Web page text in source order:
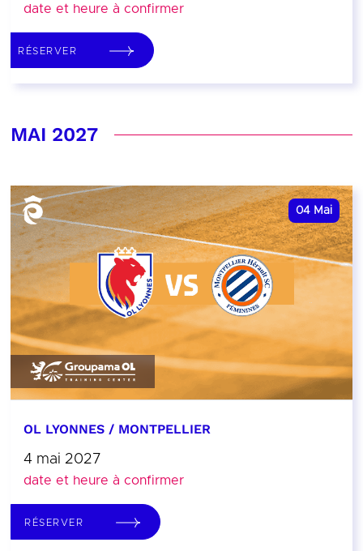
date et heure à confirmer
RÉSERVER
MAI 2027
04 Mai
OL LYONNES / MONTPELLIER
4 mai 2027
date et heure à confirmer
RÉSERVER